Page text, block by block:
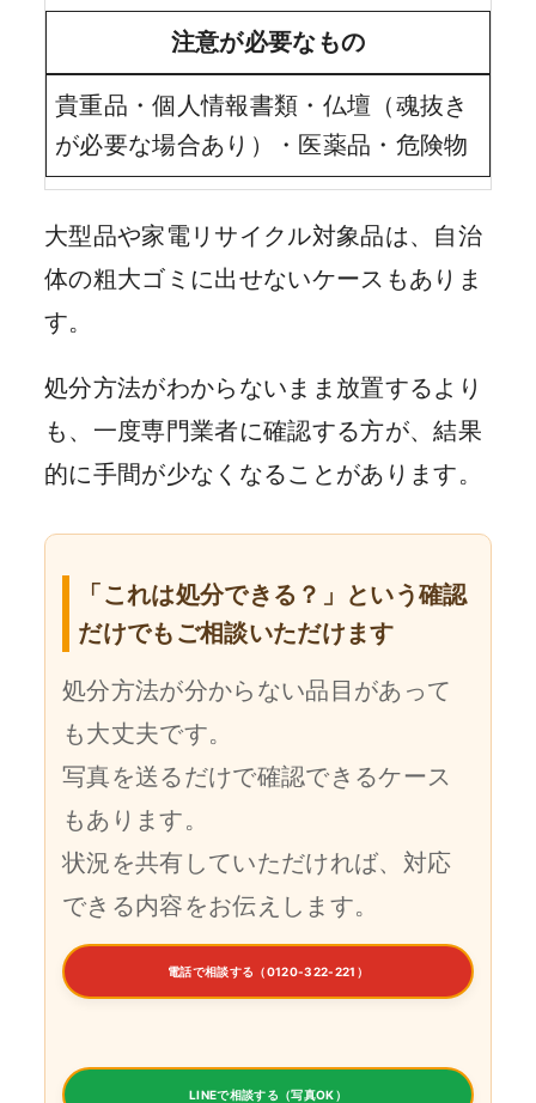
注意が必要なもの
貴重品・個人情報書類・仏壇（魂抜き
が必要な場合あり）・医薬品・危険物
大型品や家電リサイクル対象品は、自治
体の粗大ゴミに出せないケースもありま
す。
処分方法がわからないまま放置するより
も、一度専門業者に確認する方が、結果
的に手間が少なくなることがあります。
「これは処分できる？」という確認
だけでもご相談いただけます
処分方法が分からない品目があって
も大丈夫です。
写真を送るだけで確認できるケース
もあります。
状況を共有していただければ、対応
できる内容をお伝えします。
電話で相談する（0120-322-221）
LINEで相談する（写真OK）